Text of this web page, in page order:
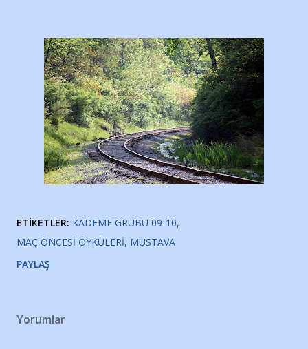
ETIKETLER: KADEME GRUBU 09-10
MAÇ ÖNCESI ÖYKÜLERI MUSTAVA
PAYLAŞ
Yorumlar